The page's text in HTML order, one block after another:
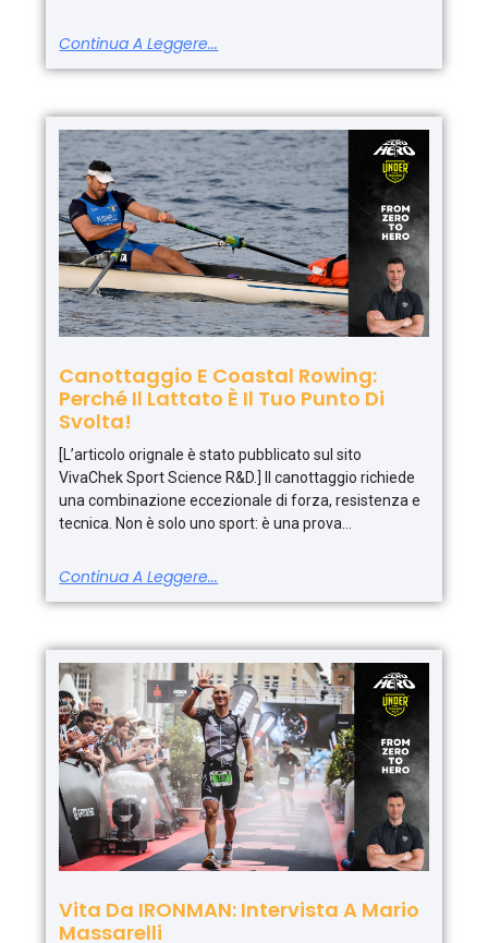
Continua A Leggere...
Canottaggio E Coastal Rowing:
Perché Il Lattato È Il Tuo Punto Di
Svolta!
[L’articolo orignale è stato pubblicato sul sito
VivaChek Sport Science R&D.] Il canottaggio richiede
una combinazione eccezionale di forza, resistenza e
tecnica. Non è solo uno sport: è una prova
Continua A Leggere...
Vita Da IRONMAN: Intervista A Mario
Massarelli